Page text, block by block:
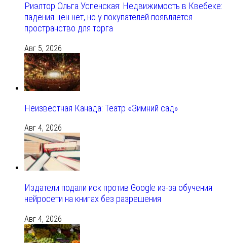
Риэлтор Ольга Успенская: Недвижимость в Квебеке:
падения цен нет, но у покупателей появляется
пространство для торга
Авг 5, 2026
Неизвестная Канада: Театр «Зимний сад»
Авг 4, 2026
Издатели подали иск против Google из‑за обучения
нейросети на книгах без разрешения
Авг 4, 2026